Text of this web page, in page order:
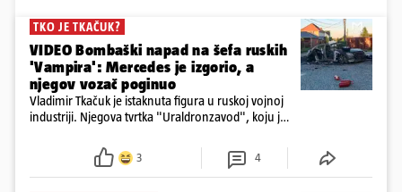
TKO JE TKAČUK?
VIDEO Bombaški napad na šefa ruskih
'Vampira': Mercedes je izgorio, a
njegov vozač poginuo
Vladimir Tkačuk je istaknuta figura u ruskoj vojnoj
industriji. Njegova tvrtka "Uraldronzavod", koju je
View) dronove iz obitelji "Upir"
3 4